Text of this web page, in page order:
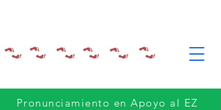
Pronunciamiento en Apoyo al EZ